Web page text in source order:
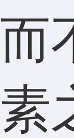
而
素